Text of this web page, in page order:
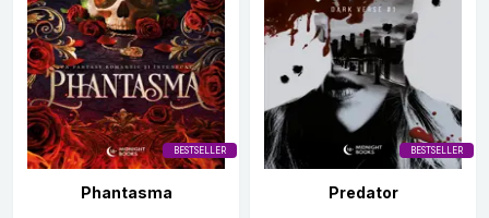
BESTSELLER
Phantasma
BESTSELLER
Predator